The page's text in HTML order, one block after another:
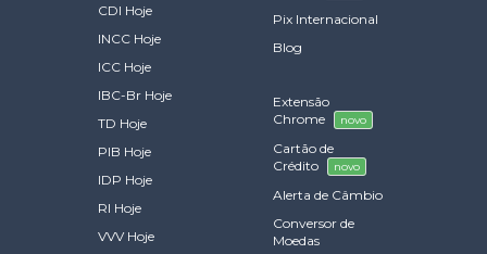
CDI Hoje
INCC Hoje
ICC Hoje
IBC-Br Hoje
TD Hoje
PIB Hoje
IDP Hoje
RI Hoje
VVV Hoje
Pix Internacional
Blog
Extensão
Chrome
novo
Cartão de
Crédito
novo
Alerta de Câmbio
Conversor de
Moedas